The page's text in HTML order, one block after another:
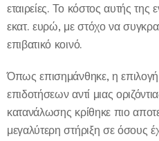
εταιρείες. Το κόστος αυτής της
εκατ. ευρώ, με στόχο να
επιβατικό κοινό.
Όπως επισημάνθηκε, η
επιδοτήσεων αντί μιας
κατανάλωσης κρίθηκε πιο
μεγαλύτερη στήριξη σε όσους